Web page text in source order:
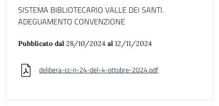
SISTEMA BIBLIOTECARIO VALLE DEI SANTI.
ADEGUAMENTO CONVENZIONE
Pubblicato dal 28/10/2024 al 12/11/2024
delibera-cc-n-24-del-4-ottobre-2024.pdf